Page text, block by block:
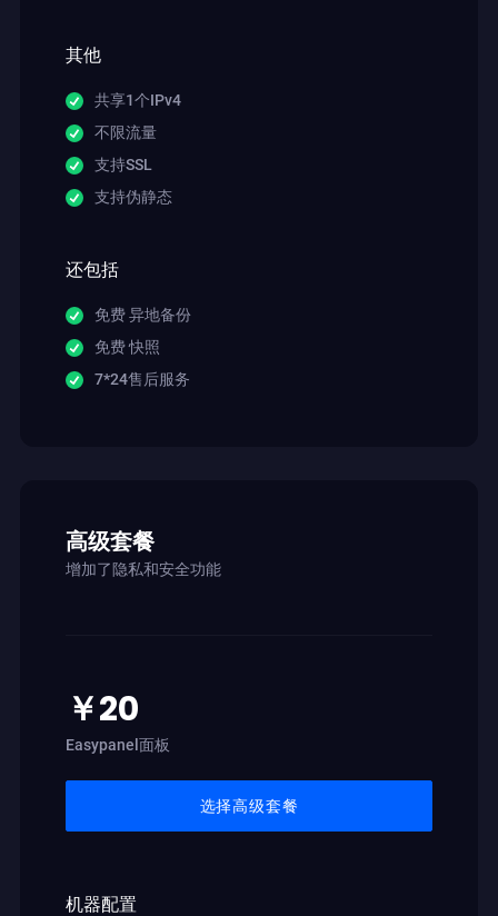
其他
共享1个IPv4
不限流量
支持SSL
支持伪静态
还包括
免费 异地备份
免费 快照
7*24售后服务
高级套餐
增加了隐私和安全功能
￥20
Easypanel面板
选择高级套餐
机器配置